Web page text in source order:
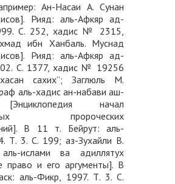
Ан-Насаи А. Сунан
Рияд: аль-Афкяр ад-
С. 252, хадис № 2315,
ибн Ханбаль. Муснад
Рияд: аль-Афкяр ад-
C. 1377, хадис № 19256
сахих”; Заглюль М.
аль-хадис ан-набави аш-
начал
пророческих
В 11 т. Бейрут: аль-
Т. 3. С. 199; аз-Зухайли В.
ислами ва адиллятух
право и его аргументы]. В
аль-Фикр, 1997. Т. 3. С.